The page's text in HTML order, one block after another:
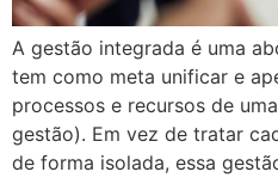
A gestão integrada é uma
tem como meta unificar e
processos e recursos de
gestão). Em vez de tratar
de forma isolada, essa